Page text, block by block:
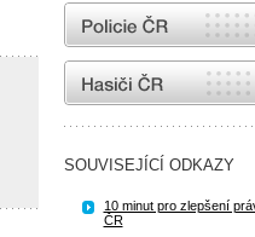
internetové stránky Policie ČR
internetové stránky Hasiči ČR
SOUVISEJÍCÍ ODKAZY
10 minut pro zlepšení
ČR